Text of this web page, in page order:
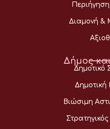
Διαμονή &
Δήμος
Δημοτικό
Δημοτική
Βιώσιμη